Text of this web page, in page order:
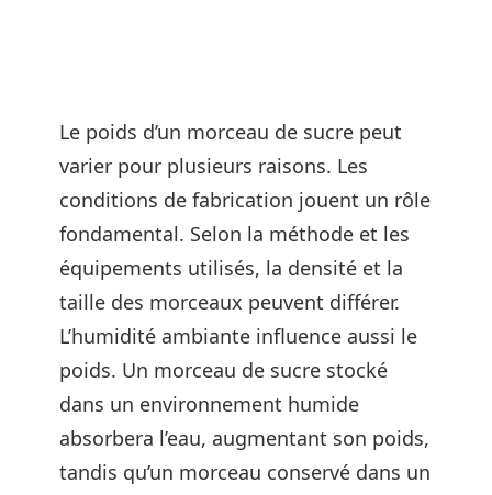
Le poids d’un morceau de sucre peut
varier pour plusieurs raisons. Les
conditions de fabrication jouent un rôle
fondamental. Selon la méthode et les
équipements utilisés, la densité et la
taille des morceaux peuvent différer.
L’humidité ambiante influence aussi le
poids. Un morceau de sucre stocké
dans un environnement humide
absorbera l’eau, augmentant son poids,
tandis qu’un morceau conservé dans un